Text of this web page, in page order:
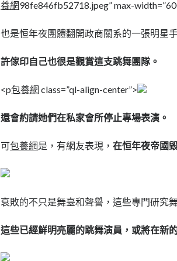
養網98fe846fb52718.jpeg” max-
也是恒年夜團體翻開政商關系的一張明星
許傢印自己也很是觀賞這支跳舞團隊。
<p包養網 class=”ql-align-center”>
還會約請她們在私家會所停止專場表演。
可包養網是，有網友表現，在恒年夜帝國
衰敗的不只是舞臺和聲譽，這些專門研究
這些已經鮮明亮麗的跳舞演員，或將在新